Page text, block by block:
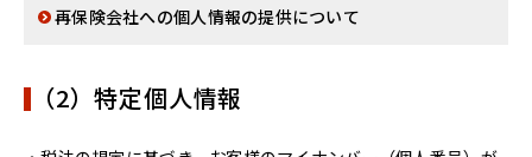
再保険会社への個人情報の提供について
（2）特定個人情報